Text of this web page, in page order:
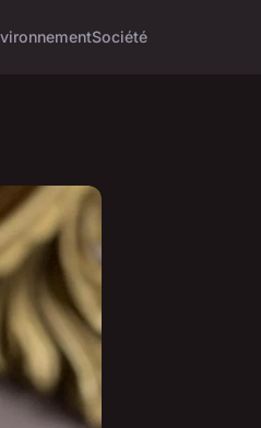
Société